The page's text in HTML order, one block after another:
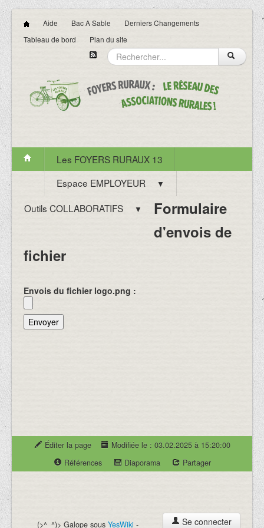
Aide Bac A Sable
Derniers Changements
Tableau de bord
Plan du site
Les FOYERS RURAUX 13
Espace EMPLOYEUR
▼
Outils COLLABORATIFS ▼
Formulaire
d'envois de
fichier
Envois du fichier logo.png :
Éditer la page
Modifiée le : 03.02.2025 à 15:20:00
Références
Diaporama Partager
Se connecter
(>^_^)> Galope sous YesWiki -